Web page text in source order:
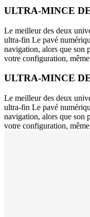
ULTRA-MINCE
Le meilleur des deux
ultra-fin Le pavé
navigation, alors que son
votre configuration,
ULTRA-MINCE
Le meilleur des deux
ultra-fin Le pavé
navigation, alors que son
votre configuration,